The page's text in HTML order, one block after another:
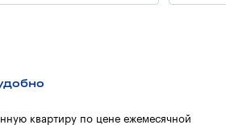
квартиру по цене ежемесячной